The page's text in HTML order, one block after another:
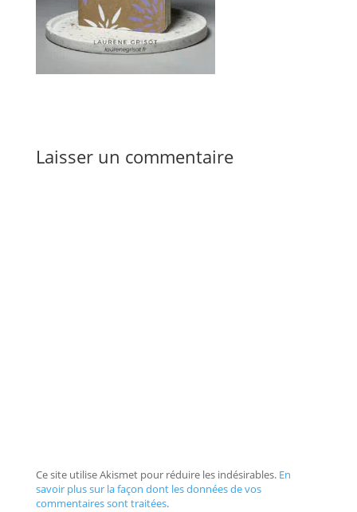
Laisser un commentaire
Ce site utilise Akismet pour réduire les indésirables. En
savoir plus sur la façon dont les données de vos
commentaires sont traitées.